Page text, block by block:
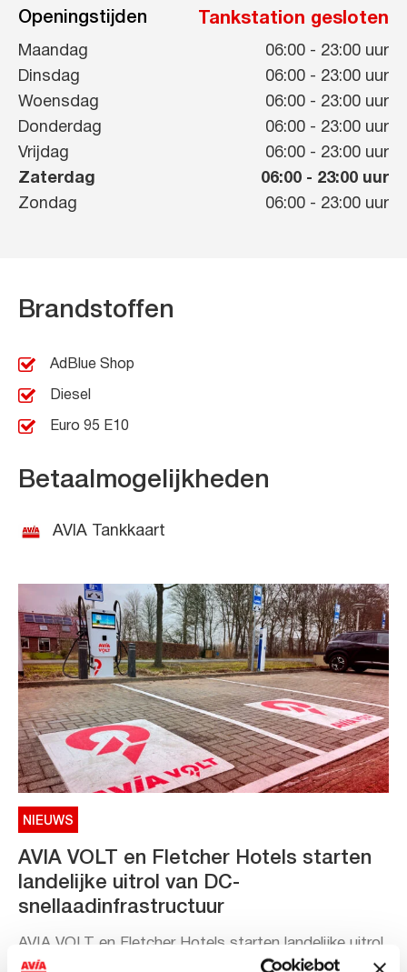
Openingstijden Tankstation gesloten
Maandag 06:00 - 23:00 uur
Dinsdag
06:00 - 23:00 uur
Woensdag
06:00 - 23:00 uur
Donderdag
06:00 - 23:00 uur
Vrijdag
06:00 - 23:00 uur
Zaterdag
06:00 - 23:00 uur
Zondag
06:00 - 23:00 uur
Brandstoffen
AdBlue Shop
Diesel
Euro 95 E10
Betaalmogelijkheden
AVIA Tankkaart
NIEUWS
AVIA VOLT en Fletcher Hotels starten
landelijke uitrol van DC-
snellaadinfrastructuur
AVIA VOLT en Fletcher Hotels starten landelijke uitrol
van DC-snellaadinfrastructuur AVIA VOLT en...